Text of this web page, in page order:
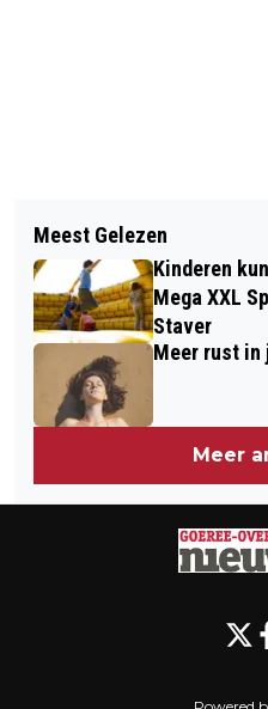
NATUURGEBIED
WAARDERING BIJ
WETHOUDERS
Meest Gelezen
Kinderen
Mega XXL
Staver
Meer rust in
Meer